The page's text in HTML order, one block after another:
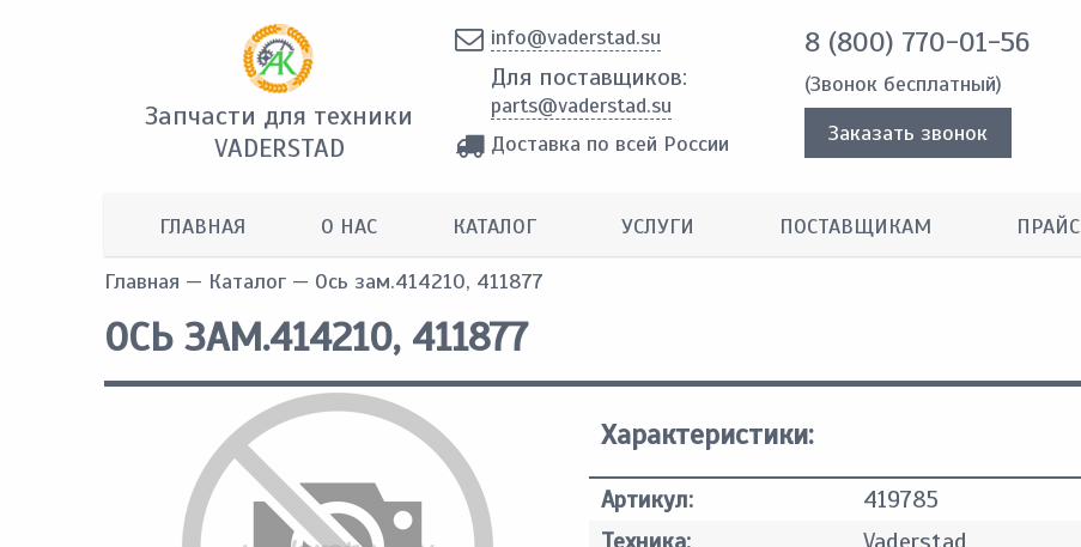
Запчасти для техники
VADERSTAD
info@vaderstad.su
Для поставщиков:
parts@vaderstad.su
Доставка по всей России
8 (800) 770-01-56
(Звонок бесплатный)
Заказать звонок
ГЛАВНАЯ О НАС КАТАЛОГ УСЛУГИ ПОСТАВЩИКАМ ПРАЙС
Главная — Каталог — Ось зам.414210, 411877
ОСЬ ЗАМ.414210, 411877
Характеристики:
Артикул:
419785